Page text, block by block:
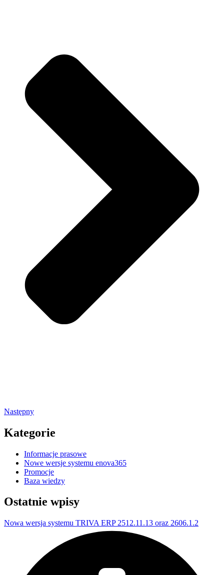
Następny
Kategorie
Informacje prasowe
Nowe wersje systemu enova365
Promocje
Baza wiedzy
Ostatnie wpisy
Nowa wersja systemu TRIVA ERP 2512.11.13 oraz 2606.1.2